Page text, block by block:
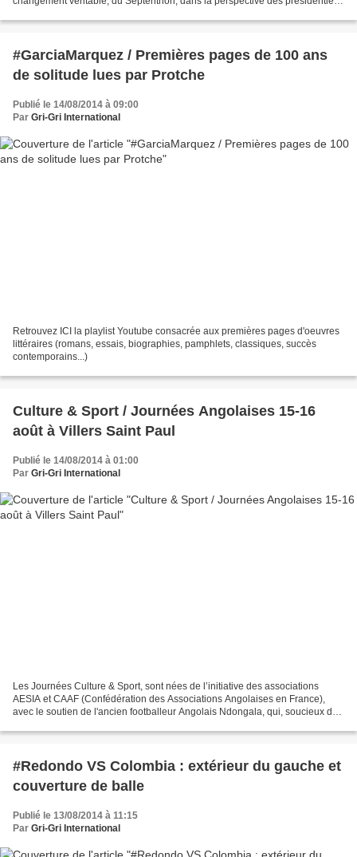
#GarciaMarquez / Premières pages de 100 ans
de solitude lues par Protche
Publié le 14/08/2014 à 09:00
Par Gri-Gri International
Retrouvez ICI la playlist Youtube consacrée aux premières pages d'oeuvres
littéraires (romans, essais, biographies, pamphlets, classiques, succès
contemporains...)
Culture & Sport / Journées Angolaises 15-16
août à Villers Saint Paul
Publié le 14/08/2014 à 01:00
Par Gri-Gri International
Les Journées Culture & Sport, sont nées de l’initiative des associations
AESIA et CAAF (Confédération des Associations Angolaises en France),
avec le soutien de l'ancien footballeur Angolais Ndongala, qui, soucieux de
#Redondo VS Colombia : extérieur du gauche et
couverture de balle
Publié le 13/08/2014 à 11:15
Par Gri-Gri International